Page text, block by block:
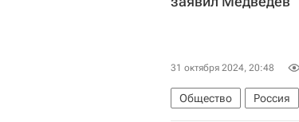
31 октября 2024, 20:48
Общество Россия